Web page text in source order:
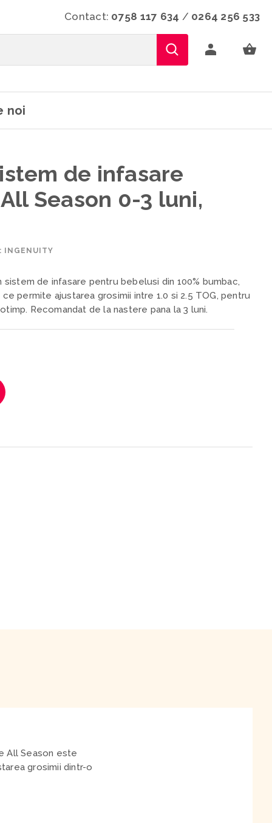
Contact: 0758 117 634 / 0264 256 533
noi
de infasare
Season 0-3 luni,
INGENUITY
de infasare pentru bebelusi din 100% bumbac,
permite ajustarea grosimii intre 1.0 si 2.5 TOG, pentru
Recomandat de la nastere pana la 3 luni.
All Season este
grosimii dintr-o